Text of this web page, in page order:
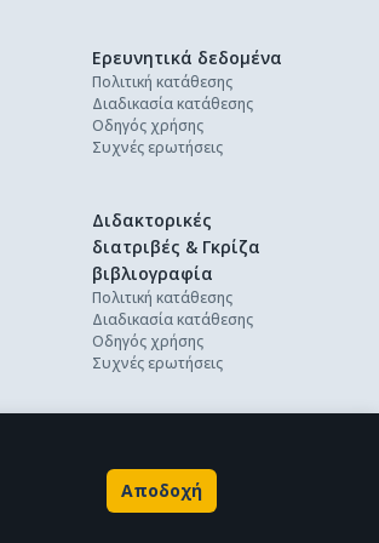
Ερευνητικά δεδομένα
Πολιτική κατάθεσης
Διαδικασία κατάθεσης
Οδηγός χρήσης
Συχνές ερωτήσεις
Διδακτορικές
διατριβές & Γκρίζα
βιβλιογραφία
Πολιτική κατάθεσης
Διαδικασία κατάθεσης
Οδηγός χρήσης
Συχνές ερωτήσεις
Αποδοχή